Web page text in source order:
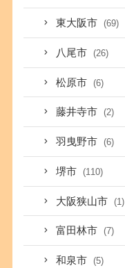
東大阪市 (69)
八尾市 (26)
松原市 (6)
藤井寺市 (2)
羽曳野市 (6)
堺市 (110)
大阪狭山市 (1)
富田林市 (7)
和泉市 (5)